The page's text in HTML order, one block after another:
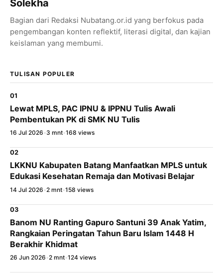
Solekha
Bagian dari Redaksi Nubatang.or.id yang berfokus pada
pengembangan konten reflektif, literasi digital, dan kajian
keislaman yang membumi.
TULISAN POPULER
01
Lewat MPLS, PAC IPNU & IPPNU Tulis Awali
Pembentukan PK di SMK NU Tulis
16 Jul 2026 •3 mnt•168 views
02
LKKNU Kabupaten Batang Manfaatkan MPLS untuk
Edukasi Kesehatan Remaja dan Motivasi Belajar
14 Jul 2026 •2 mnt•158 views
03
Banom NU Ranting Gapuro Santuni 39 Anak Yatim,
Rangkaian Peringatan Tahun Baru Islam 1448 H
Berakhir Khidmat
26 Jun 2026 •2 mnt•124 views
WhatsApp
X / Twitter
Salin Tautan Artikel